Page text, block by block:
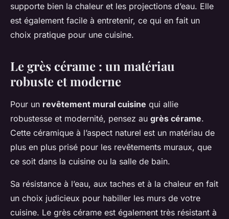
supporte bien la chaleur et les projections d’eau. Elle
est également facile à entretenir, ce qui en fait un
choix pratique pour une cuisine.
Le grès cérame : un matériau
robuste et moderne
Pour un revêtement mural cuisine qui allie
robustesse et modernité, pensez au grès cérame.
Cette céramique à l’aspect naturel est un matériau de
plus en plus prisé pour les revêtements muraux, que
ce soit dans la cuisine ou la salle de bain.
Sa résistance à l’eau, aux taches et à la chaleur en fait
un choix judicieux pour habiller les murs de votre
cuisine. Le grès cérame est également très résistant à